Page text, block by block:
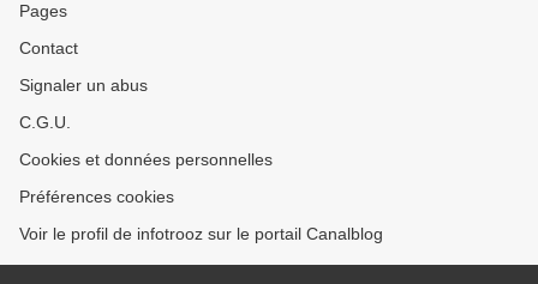
Pages
Contact
Signaler un abus
C.G.U.
Cookies et données personnelles
Préférences cookies
Voir le profil de infotrooz sur le portail Canalblog